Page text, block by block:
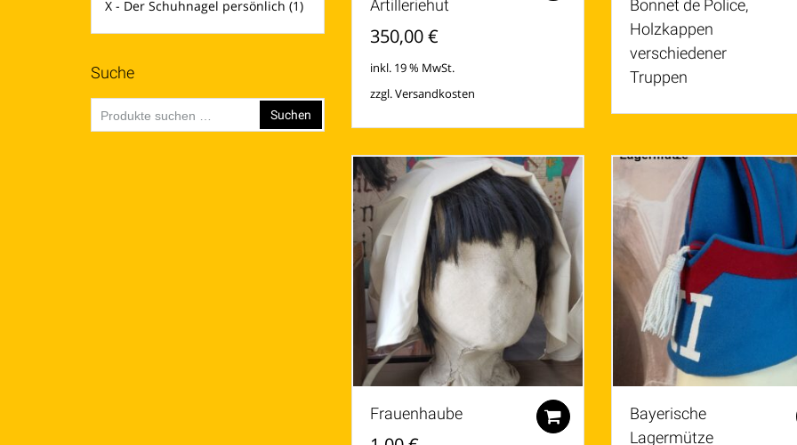
Artilleriehut
350,00€
inkl. 19 % MwSt.
zzgl.Versandkosten
Bonnet de Police,
Holzkappen
verschiedener
Truppen
Frauenhaube Zum Warenkorb hinzufügen
Bayerische
Lagermütze
X - Der Schuhnagel persönlich (1)
Suche
nach:
Suchen